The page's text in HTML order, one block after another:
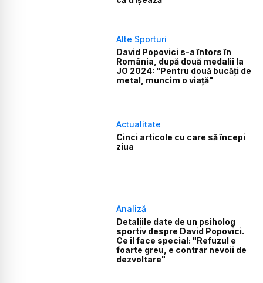
Alte Sporturi
David Popovici s-a întors în
România, după două medalii la
JO 2024: "Pentru două bucăți de
metal, muncim o viață"
Actualitate
Cinci articole cu care să începi
ziua
Analiză
Detaliile date de un psiholog
sportiv despre David Popovici.
Ce îl face special: "Refuzul e
foarte greu, e contrar nevoii de
dezvoltare"